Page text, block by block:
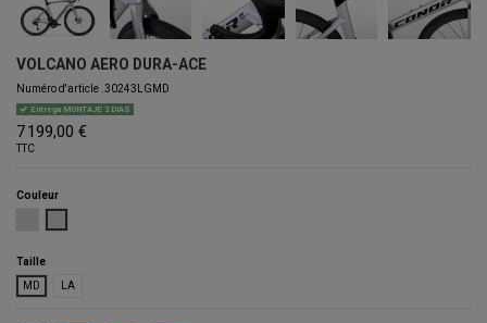
VOLCANO AERO DURA-ACE
Numéro d'article .30243LGMD
Entrega MONTAJE 2 DIAS
7 199,00 €
TTC
Couleur
Taille
MD
LA